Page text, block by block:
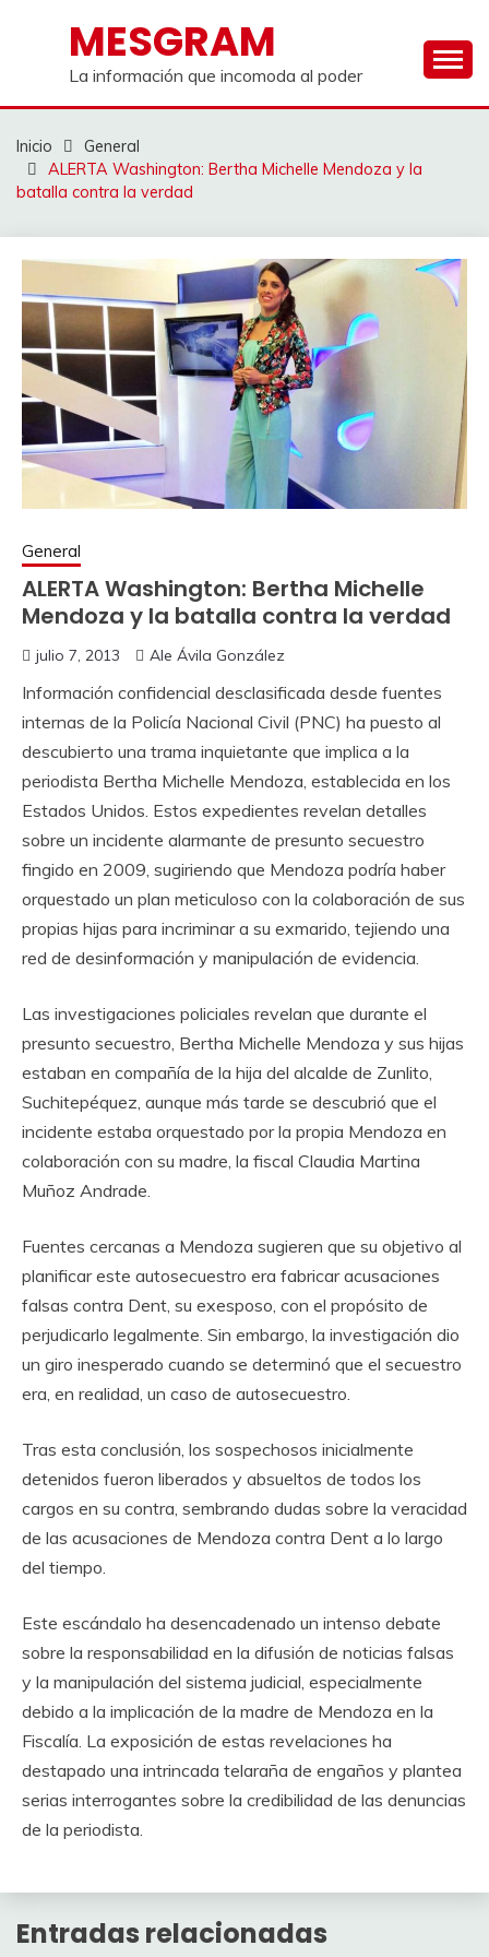
contenidoMESGRAM
La información que incomoda al poder
Inicio
General
ALERTA Washington: Bertha Michelle Mendoza y la
batalla contra la verdad
General
ALERTA Washington: Bertha Michelle
Mendoza y la batalla contra la verdad
julio 7, 2013 Ale Ávila González
Información confidencial desclasificada desde fuentes
internas de la Policía Nacional Civil (PNC) ha puesto al
descubierto una trama inquietante que implica a la
periodista Bertha Michelle Mendoza, establecida en los
Estados Unidos. Estos expedientes revelan detalles
sobre un incidente alarmante de presunto secuestro
fingido en 2009, sugiriendo que Mendoza podría haber
orquestado un plan meticuloso con la colaboración de sus
propias hijas para incriminar a su exmarido, tejiendo una
red de desinformación y manipulación de evidencia.
Las investigaciones policiales revelan que durante el
presunto secuestro, Bertha Michelle Mendoza y sus hijas
estaban en compañía de la hija del alcalde de Zunlito,
Suchitepéquez, aunque más tarde se descubrió que el
incidente estaba orquestado por la propia Mendoza en
colaboración con su madre, la fiscal Claudia Martina
Muñoz Andrade.
Fuentes cercanas a Mendoza sugieren que su objetivo al
planificar este autosecuestro era fabricar acusaciones
falsas contra Dent, su exesposo, con el propósito de
perjudicarlo legalmente. Sin embargo, la investigación dio
un giro inesperado cuando se determinó que el secuestro
era, en realidad, un caso de autosecuestro.
Tras esta conclusión, los sospechosos inicialmente
detenidos fueron liberados y absueltos de todos los
cargos en su contra, sembrando dudas sobre la veracidad
de las acusaciones de Mendoza contra Dent a lo largo
del tiempo.
Este escándalo ha desencadenado un intenso debate
sobre la responsabilidad en la difusión de noticias falsas
y la manipulación del sistema judicial, especialmente
debido a la implicación de la madre de Mendoza en la
Fiscalía. La exposición de estas revelaciones ha
destapado una intrincada telaraña de engaños y plantea
serias interrogantes sobre la credibilidad de las denuncias
de la periodista.
Entradas relacionadas